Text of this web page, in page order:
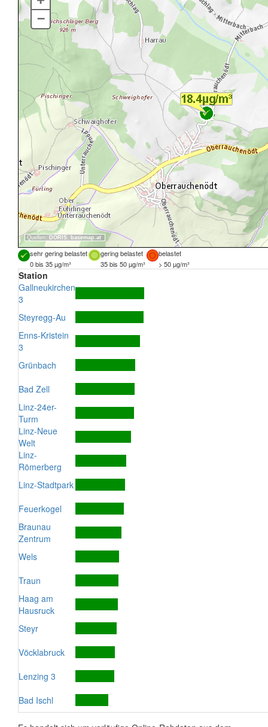
Quellen: DORIS, basemap.at
–
sehr gering belastet gering belastet
belastet
0 bis 35 µg/m³
35 bis 50 µg/m³ > 50 µg/m³
Station
Gallneukirchen
3
Steyregg-Au
Enns-Kristein
3
Grünbach
Bad Zell
Linz-24er-
Turm
Linz-Neue
Welt
Linz-
Römerberg
Linz-Stadtpark
Feuerkogel
Braunau
Zentrum
Wels
Traun
Haag am
Hausruck
Steyr
Vöcklabruck
Lenzing 3
Bad Ischl